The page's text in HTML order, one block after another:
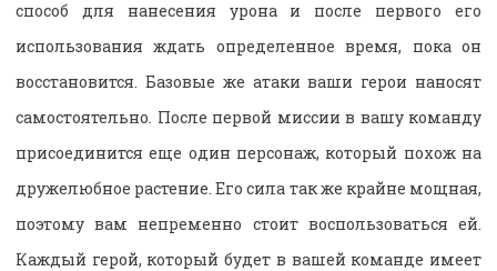
способ для нанесения урона и после первого его
использования ждать определенное время, пока он
восстановится. Базовые же атаки ваши герои наносят
самостоятельно. После первой миссии в вашу команду
присоединится еще один персонаж, который похож на
дружелюбное растение. Его сила так же крайне мощная,
поэтому вам непременно стоит воспользоваться ей.
Каждый герой, который будет в вашей команде имеет